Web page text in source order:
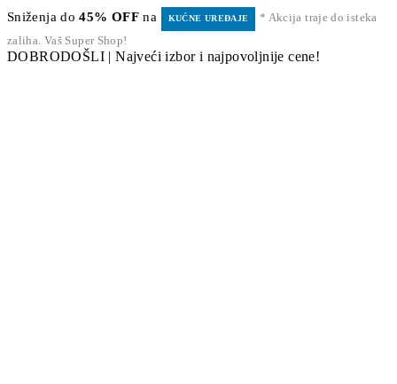
Sniženja do45% OFF na KUĆNE UREĐAJE
* Akcija traje do isteka
zaliha. Vaš Super Shop!
DOBRODOŠLI | Najveći izbor i najpovoljnije cene!